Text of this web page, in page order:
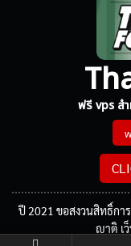
ฟรี vps สำ
ปี 2021 ขอสงวนสิทธิ์กา
ญาติ เว็